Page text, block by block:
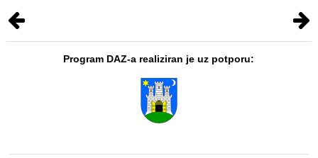
Program DAZ-a realiziran je uz potporu: